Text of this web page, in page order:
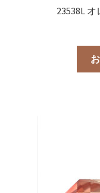
23538L